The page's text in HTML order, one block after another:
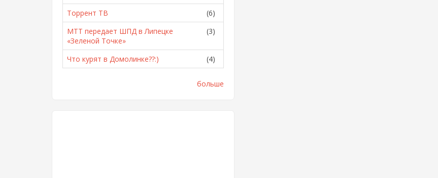
Торрент ТВ
(6)
МТТ передает ШПД в Липецке
«Зеленой Точке»
(3)
Что курят в Домолинке??:) (4)
больше